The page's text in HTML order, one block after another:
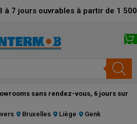
à 7 jours ouvrables à partir de 1
sans rendez-vous, 6 jours sur
Bruxelles Liège Genk